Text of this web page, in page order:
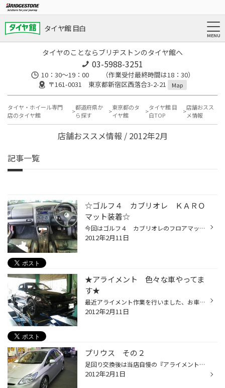
タイヤ館 目白
タイヤのことならブリヂストンのタイヤ館へ
03-5988-3251
10：30～19：00 （作業受付最終時間は18：30）
〒161-0031 東京都新宿区西落合3-2-21
Map
タイヤ・ホイール専門
店のタイヤ館
都道府県か
ら探す
東京都のタ
イヤ館
タイヤ館 目
白TOP
店舗おスス
メ情報
店舗おススメ情報 / 2012年2月
記事一覧
☆ゴルフ４ カブリオレ ＫＡＲＯ
マット装着☆
今回はゴルフ４ カブリオレのフロアマット交換を致しました！ フロアマットは年々擦れていってしまうので 交換するとかなりきれいになります！ 今回装着させて頂きましたのはマットと言えば『ＫＡＲＯ』と言うことで 『ＫＡＲＯ フラクシー ブリリアントグレー』を装着しました！ やっぱりこのデ...
2012年2月11日
★アライメント 色々な車やってま
す★
最近アライメント作業を行いました、お車のご紹介です！ まずは 『三菱 スタリオン』です！ 当店の若いスタッフはこの名車を知りませんでした…… オーナー様はとても大事にされていましてとても綺麗でした！ ＲＳワタナベのホイールもかなり似合っていますね！ 次は 『ＶＷ ゴルフ４カブリオレ』...
2012年2月11日
プリウス その２
足回り交換後は当店自慢の『アライメント調整』を実施しました。 またフロントはＦＯＧにＨＩＤやポジションランプをＬＥＤにされていたのですが ナンバー灯がまだでしたのでベロフのＬＥＤを追加させて頂きました！ これでまたカッコよくなりました！！ 当店ではベロフコーナーがありますのでラン...
2012年2月1日